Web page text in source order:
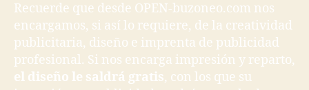
Recuerde que desde OPEN-buzoneo.com nos
encargamos, si así lo requiere, de la creatividad
publicitaria, diseño e imprenta de publicidad
profesional. Si nos encarga impresión y reparto,
el diseño le saldrá gratis, con los que su